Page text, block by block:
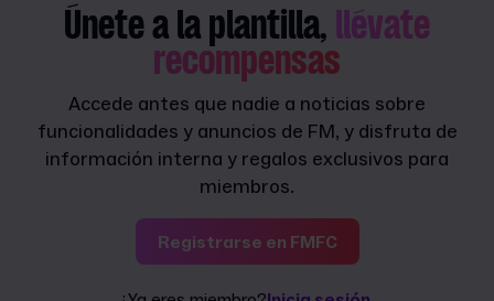
Únete a la plantilla, llévate
recompensas
Accede antes que nadie a noticias sobre
funcionalidades y anuncios de FM, y disfruta de
información interna y regalos exclusivos para
miembros.
Registrarse en FMFC